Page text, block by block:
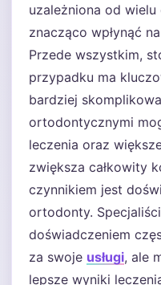
uzależniona od
znacząco wpłynąć
Przede wszystkim,
przypadku ma
bardziej
ortodontycznymi
leczenia oraz
zwiększa całkowity
czynnikiem jest
ortodonty.
doświadczeniem
za swoje usługi, ale
lepsze wyniki